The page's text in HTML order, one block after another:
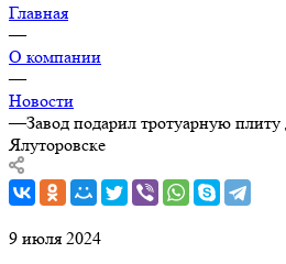
Главная
—
О компании
—
Новости
—Завод подарил тротуарную плиту
Ялуторовске
9 июля 2024